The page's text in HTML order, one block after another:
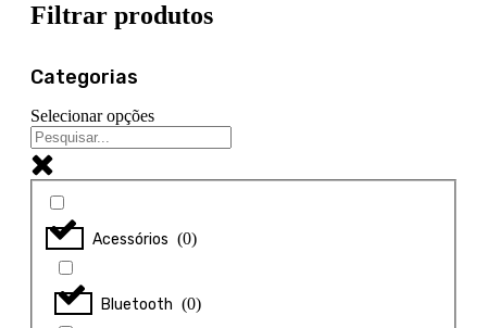
Filtrar produtos
Categorias
Selecionar opções
Acessórios (0)
Bluetooth (0)